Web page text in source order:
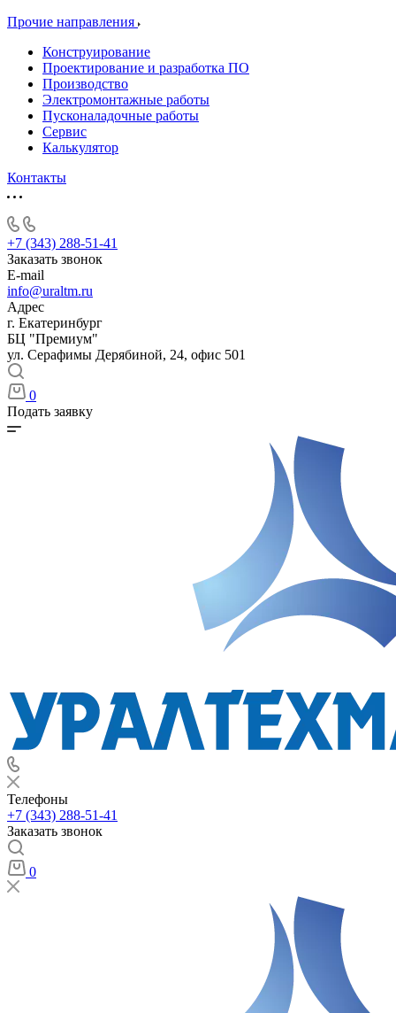
Прочие направления
Конструирование
Проектирование и разработка ПО
Производство
Электромонтажные работы
Пусконаладочные работы
Сервис
Калькулятор
Контакты
+7 (343) 288-51-41
Заказать звонок
E-mail
info@uraltm.ru
Адрес
г. Екатеринбург
БЦ "Премиум"
ул. Серафимы Дерябиной, 24, офис 501
0
Подать заявку
Телефоны
+7 (343) 288-51-41
Заказать звонок
0